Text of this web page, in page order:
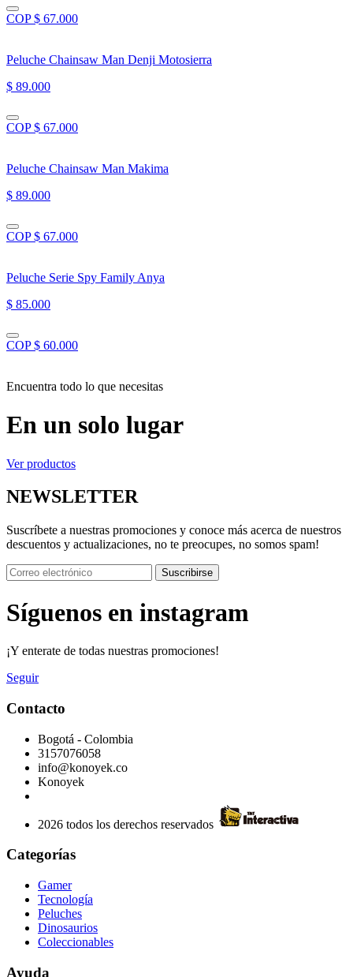
COP $ 67.000
Peluche Chainsaw Man Denji Motosierra
$ 89.000
COP $ 67.000
Peluche Chainsaw Man Makima
$ 89.000
COP $ 67.000
Peluche Serie Spy Family Anya
$ 85.000
COP $ 60.000
Encuentra todo lo que necesitas
En un solo lugar
Ver productos
NEWSLETTER
Suscríbete a nuestras promociones y conoce más acerca de nuestros
descuentos y actualizaciones, no te preocupes, no somos spam!
Suscribirse
Síguenos en instagram
¡Y enterate de todas nuestras promociones!
Seguir
Contacto
Bogotá - Colombia
3157076058
info@konoyek.co
Konoyek
2026 todos los derechos reservados
Categorías
Gamer
Tecnología
Peluches
Dinosaurios
Coleccionables
Ayuda